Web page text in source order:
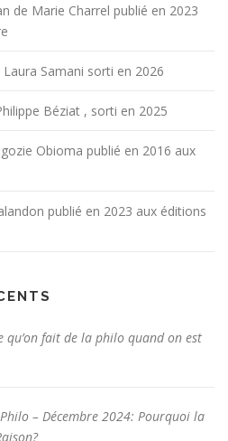
de Marie Charrel publié en 2023
Samani sorti en 2026
Béziat , sorti en 2025
Obioma publié en 2016 aux
publié en 2023 aux éditions
qu’on fait de la philo quand on est
Philo – Décembre 2024: Pourquoi la